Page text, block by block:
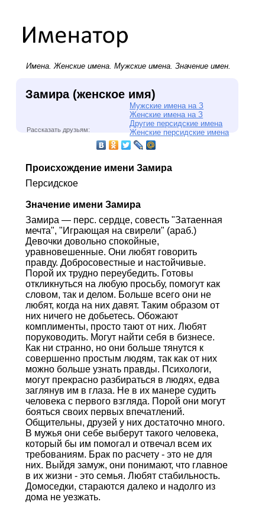
Имена.Женские имена. Мужские имена. Значение имен.
Замира (женское имя)
Мужские имена на З
Женские имена на З
Другие персидские имена
Женские персидские имена
Рассказать друзьям:
Происхождение имени Замира
Персидское
Значение имени Замира
Замира — перс. сердце, совесть "Затаенная
мечта", "Играющая на свирели" (араб.)
Девочки довольно спокойные,
уравновешенные. Они любят говорить
правду. Добросовестные и настойчивые.
Порой их трудно переубедить. Готовы
откликнуться на любую просьбу, помогут как
словом, так и делом. Больше всего они не
любят, когда на них давят. Таким образом от
них ничего не добьетесь. Обожают
комплименты, просто тают от них. Любят
поруководить. Могут найти себя в бизнесе.
Как ни странно, но они больше тянутся к
совершенно простым людям, так как от них
можно больше узнать правды. Психологи,
могут прекрасно разбираться в людях, едва
заглянув им в глаза. Не в их манере судить
человека с первого взгляда. Порой они могут
бояться своих первых впечатлений.
Общительны, друзей у них достаточно много.
В мужья они себе выберут такого человека,
который бы им помогал и отвечал всем их
требованиям. Брак по расчету - это не для
них. Выйдя замуж, они понимают, что главное
в их жизни - это семья. Любят стабильность.
Домоседки, стараются далеко и надолго из
дома не уезжать.